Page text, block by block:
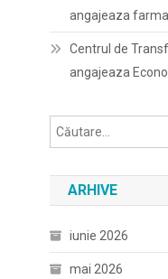
angajeaza
Centrul de
angajeaza
ARHIVE
iunie 2026
mai 2026